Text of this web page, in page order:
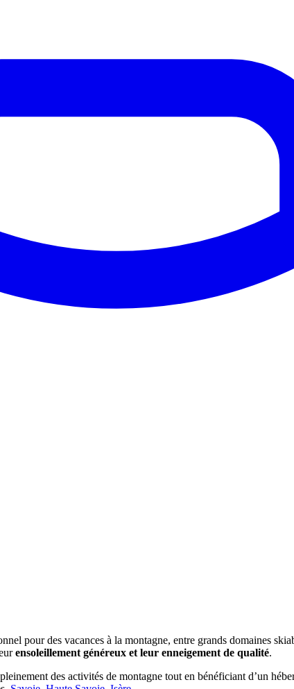
pour des vacances à la montagne, entre grands domaines
ensoleillement généreux et leur enneigement de qualité.
des activités de montagne tout en bénéficiant d’un